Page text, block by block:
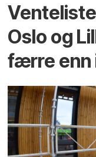
Oslo og
færre enn